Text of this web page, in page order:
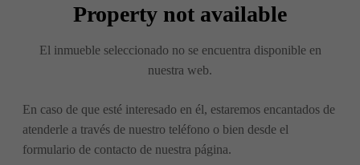
Property not available
El inmueble seleccionado no se encuentra disponible en
nuestra web.
En caso de que esté interesado en él, estaremos encantados de
atenderle a través de nuestro teléfono o bien desde el
formulario de contacto de nuestra página.